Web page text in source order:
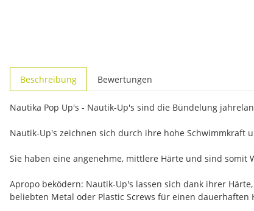
Beschreibung Bewertungen
Nautika Pop Up's - Nautik-Up's sind die Bündelung
Nautik-Up's zeichnen sich durch ihre hohe Schwimmkraft
Sie haben eine angenehme, mittlere Härte und sind somit
Apropo beködern: Nautik-Up's lassen sich dank ihrer
beliebten Metal oder Plastic Screws für einen dauerhaften